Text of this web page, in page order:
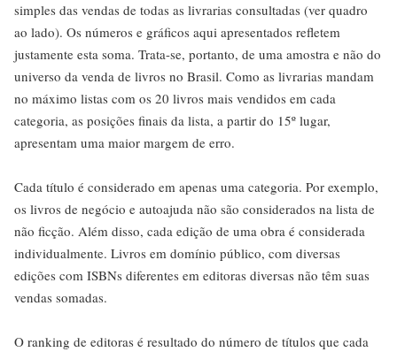
simples das vendas de todas as livrarias consultadas (ver quadro
ao lado). Os números e gráficos aqui apresentados refletem
justamente esta soma. Trata-se, portanto, de uma amostra e não do
universo da venda de livros no Brasil. Como as livrarias mandam
no máximo listas com os 20 livros mais vendidos em cada
categoria, as posições finais da lista, a partir do 15º lugar,
apresentam uma maior margem de erro.
Cada título é considerado em apenas uma categoria. Por exemplo,
os livros de negócio e autoajuda não são considerados na lista de
não ficção. Além disso, cada edição de uma obra é considerada
individualmente. Livros em domínio público, com diversas
edições com ISBNs diferentes em editoras diversas não têm suas
vendas somadas.
O ranking de editoras é resultado do número de títulos que cada